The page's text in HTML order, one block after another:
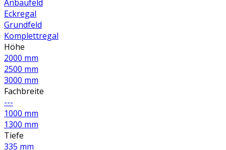
Anbaufeld
Eckregal
Grundfeld
Komplettregal
Höhe
2000 mm
2500 mm
3000 mm
Fachbreite
---
1000 mm
1300 mm
Tiefe
335 mm